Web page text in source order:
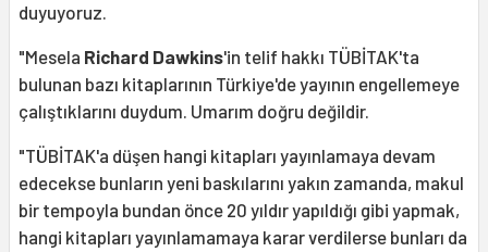
duyuyoruz.
"Mesela Richard Dawkins'in telif hakkı TÜBİTAK'ta
bulunan bazı kitaplarının Türkiye'de yayının engellemeye
çalıştıklarını duydum. Umarım doğru değildir.
"TÜBİTAK'a düşen hangi kitapları yayınlamaya devam
edecekse bunların yeni baskılarını yakın zamanda, makul
bir tempoyla bundan önce 20 yıldır yapıldığı gibi yapmak,
hangi kitapları yayınlamamaya karar verdilerse bunları da